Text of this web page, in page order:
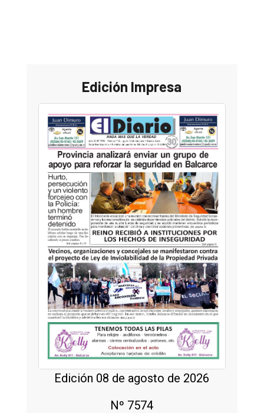
Edición Impresa
Edición 08 de agosto de 2026
Nº 7574